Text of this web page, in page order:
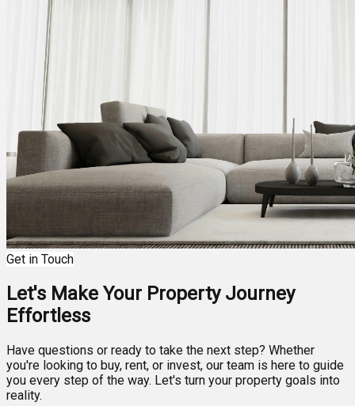
Get in Touch
Let's Make Your Property Journey
Effortless
Have questions or ready to take the next step? Whether
you're looking to buy, rent, or invest, our team is here to guide
you every step of the way. Let's turn your property goals into
reality.